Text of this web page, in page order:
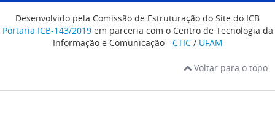
Desenvolvido pela Comissão de Estruturação do Site do ICB
Portaria ICB-143/2019em parceria com o Centro de Tecnologia da
Informação e Comunicação - CTIC/ UFAM
Voltar para o topo